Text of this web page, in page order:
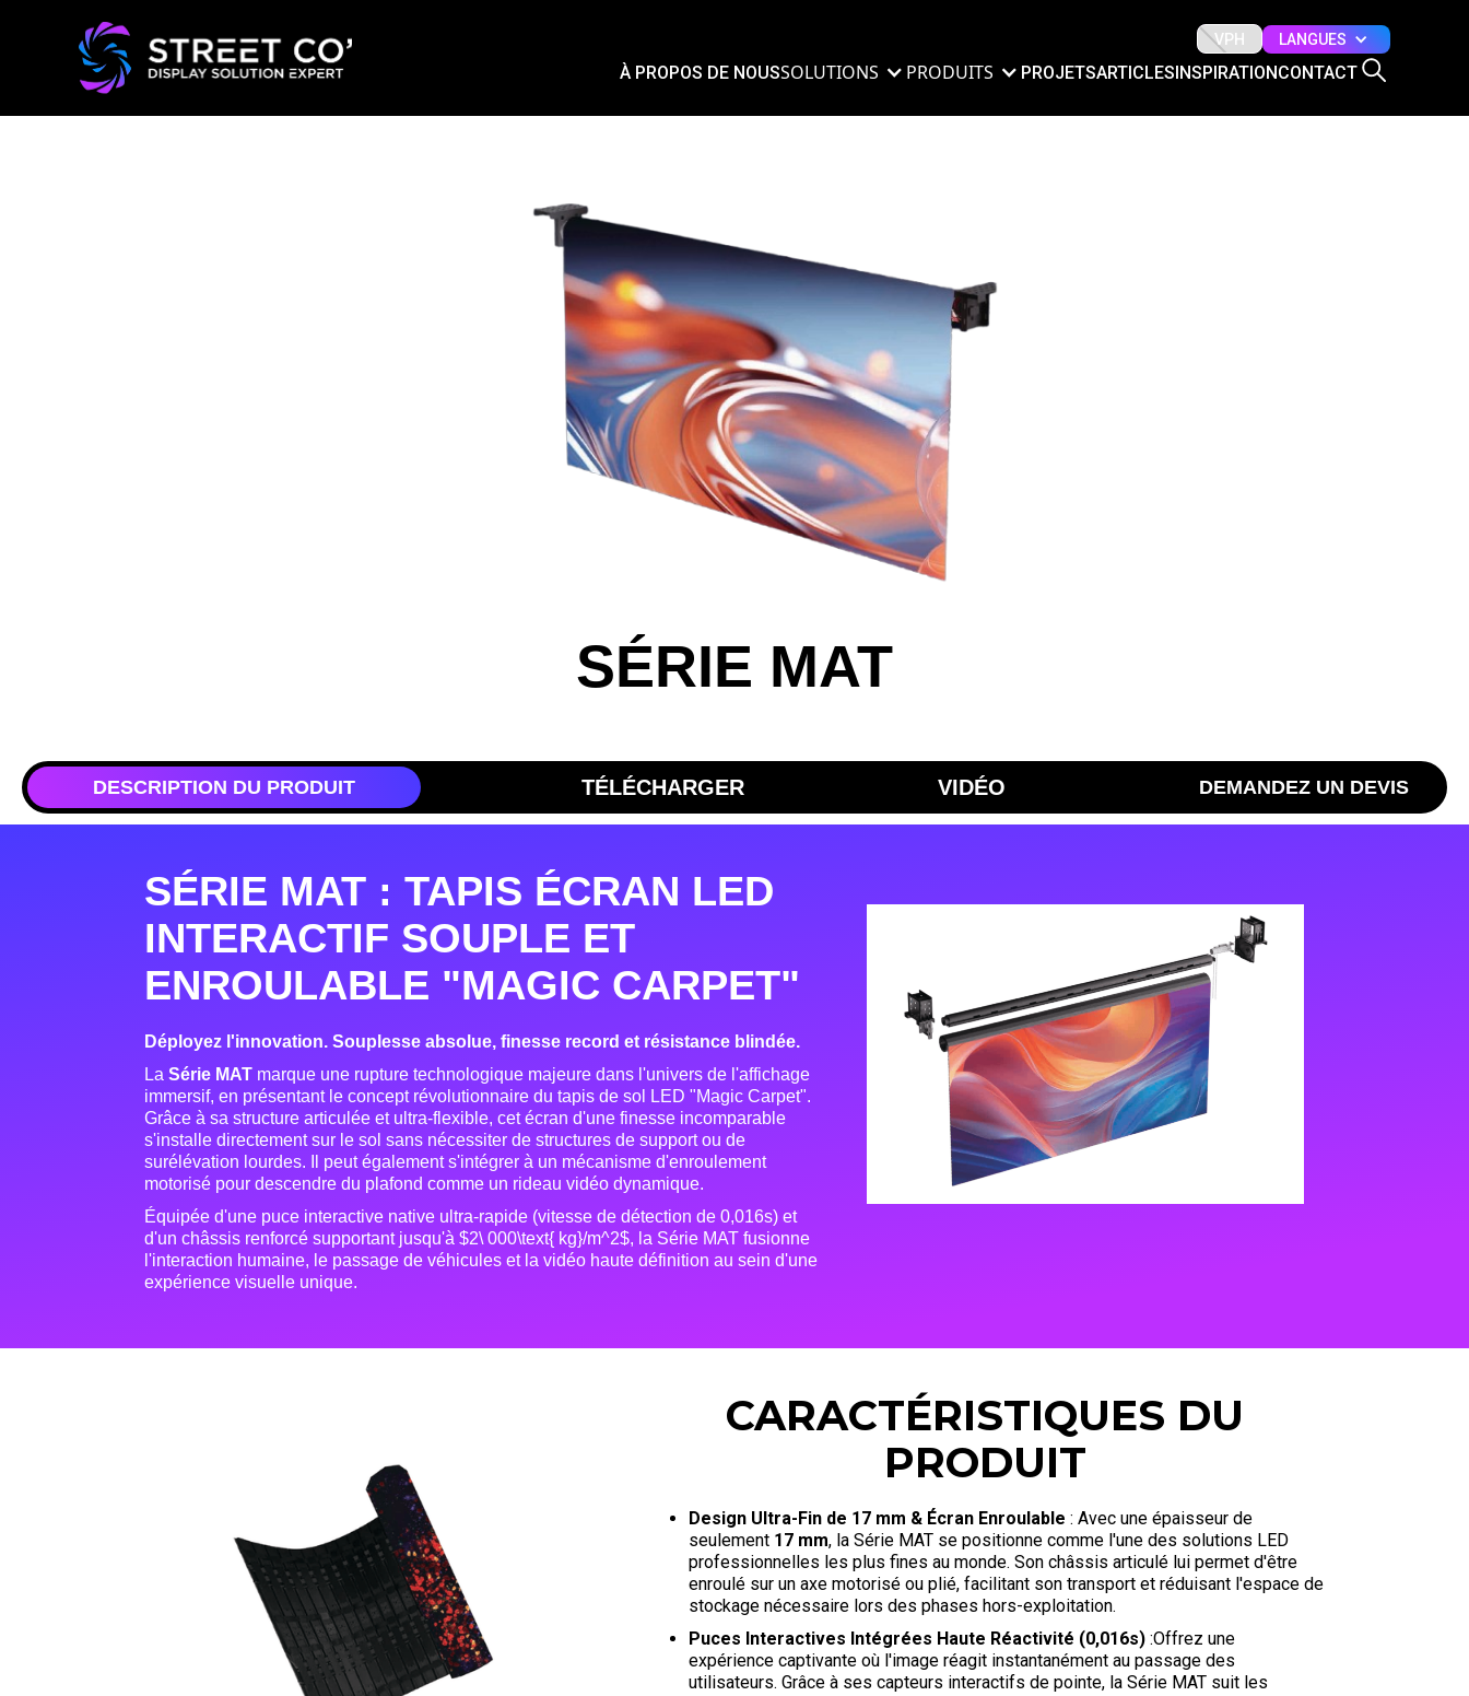
VPH LANGUES
À PROPOS DE NOUSSOLUTIONS PRODUITS PROJETSARTICLESINSPIRATIONCONTACT
SÉRIE MAT
DESCRIPTION DU PRODUIT TÉLÉCHARGER VIDÉO DEMANDEZ UN DEVIS
SÉRIE MAT : TAPIS ÉCRAN LED
INTERACTIF SOUPLE ET
ENROULABLE "MAGIC CARPET"
Déployez l'innovation. Souplesse absolue, finesse record et résistance blindée.
La Série MAT marque une rupture technologique majeure dans l'univers de l'affichage
immersif, en présentant le concept révolutionnaire du tapis de sol LED "Magic Carpet".
Grâce à sa structure articulée et ultra-flexible, cet écran d'une finesse incomparable
s'installe directement sur le sol sans nécessiter de structures de support ou de
surélévation lourdes. Il peut également s'intégrer à un mécanisme d'enroulement
motorisé pour descendre du plafond comme un rideau vidéo dynamique.
Équipée d'une puce interactive native ultra-rapide (vitesse de détection de 0,016s) et
d'un châssis renforcé supportant jusqu'à $2\ 000\text{ kg}/m^2$, la Série MAT fusionne
l'interaction humaine, le passage de véhicules et la vidéo haute définition au sein d'une
expérience visuelle unique.
CARACTÉRISTIQUES DU
PRODUIT
Design Ultra-Fin de 17 mm & Écran Enroulable: Avec une épaisseur de
seulement 17 mm, la Série MAT se positionne comme l'une des solutions LED
professionnelles les plus fines au monde. Son châssis articulé lui permet d'être
enroulé sur un axe motorisé ou plié, facilitant son transport et réduisant l'espace de
stockage nécessaire lors des phases hors-exploitation.
Puces Interactives Intégrées Haute Réactivité (0,016s):Offrez une
expérience captivante où l'image réagit instantanément au passage des
utilisateurs. Grâce à ses capteurs interactifs de pointe, la Série MAT suit les